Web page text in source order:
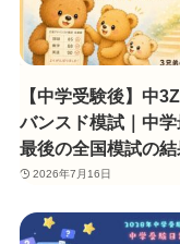
【中学受験後】中
バンスド模試｜中
最後の全国模試の結
2026年7月16日